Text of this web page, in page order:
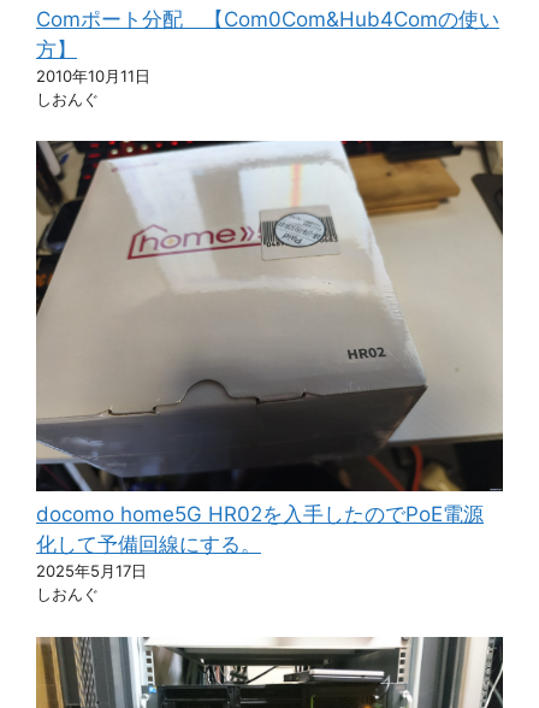
Comポート分配 【Com0Com&Hub4Comの使い
方】
2010年10月11日
しおんぐ
docomo home5G HR02を入手したのでPoE電源
化して予備回線にする。
2025年5月17日
しおんぐ